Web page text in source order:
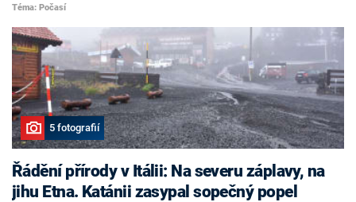
Téma: Počasí
5 fotografií
Řádění přírody v Itálii: Na severu záplavy, na
jihu Etna. Katánii zasypal sopečný popel